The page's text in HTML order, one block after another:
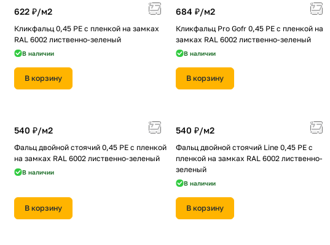
622 ₽/м2
Кликфальц 0,45 PE с пленкой на замках
RAL 6002 лиственно-зеленый
В наличии
В корзину
684 ₽/м2
Кликфальц Pro Gofr 0,45 PE с пленкой на
замках RAL 6002 лиственно-зеленый
В наличии
В корзину
540 ₽/м2
Фальц двойной стоячий 0,45 PE с пленкой
на замках RAL 6002 лиственно-зеленый
В наличии
В корзину
540 ₽/м2
Фальц двойной стоячий Line 0,45 PE с
пленкой на замках RAL 6002 лиственно-
зеленый
В наличии
В корзину